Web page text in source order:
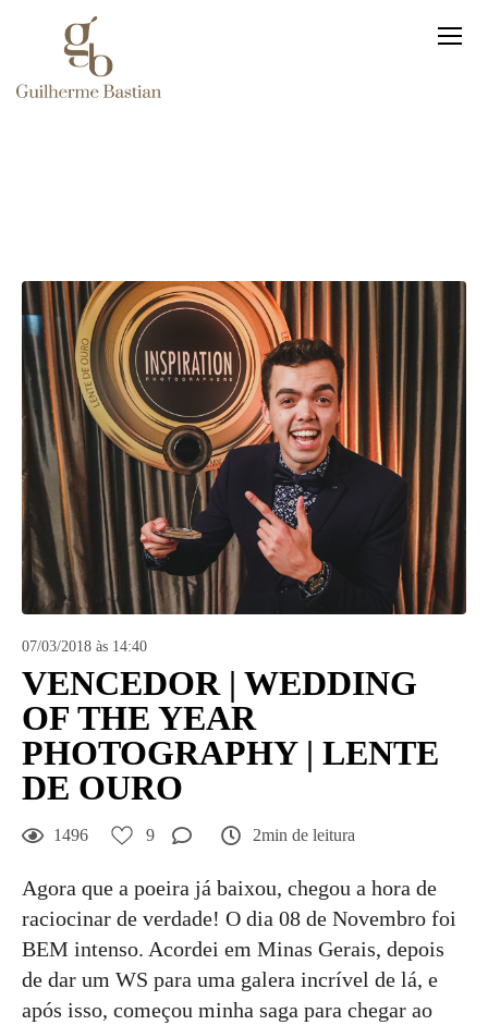
07/03/2018 às 14:40
VENCEDOR | WEDDING
OF THE YEAR
PHOTOGRAPHY | LENTE
DE OURO
1496 9 2min de leitura
Agora que a poeira já baixou, chegou a hora de
raciocinar de verdade! O dia 08 de Novembro foi
BEM intenso. Acordei em Minas Gerais, depois
de dar um WS para uma galera incrível de lá, e
após isso, começou minha saga para chegar ao